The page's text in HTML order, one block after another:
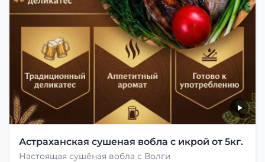
Астраханская сушеная вобла с икрой от 5кг.
Настоящая сушёная вобла с Волги